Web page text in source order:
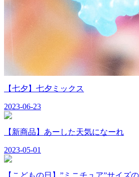
【七夕】七夕ミックス
2023-06-23
【新商品】あーした天気になーれ
2023-05-01
【こどもの日】”ミニチュア”サイズ